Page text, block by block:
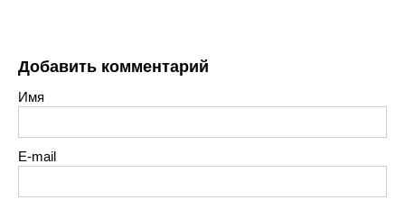
Добавить комментарий
Имя
E-mail